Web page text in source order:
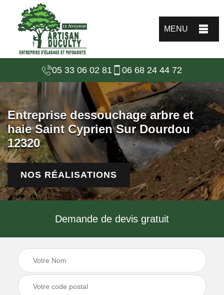
MENU
05 33 06 02 81 06 68 24 44 72
Entreprise dessouchage arbre et
haie Saint Cyprien Sur Dourdou
12320
NOS RÉALISATIONS
Demande de devis gratuit